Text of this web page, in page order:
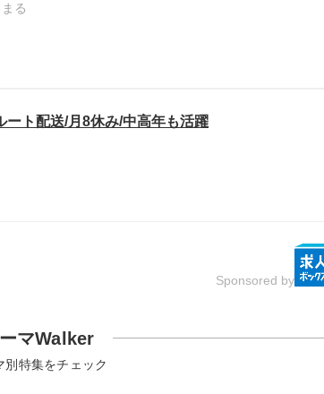
る
ト配送/月8休み/中高年も活躍
Sponsored by
マWalker
別特集をチェック